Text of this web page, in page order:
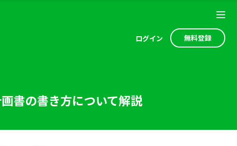
ログイン 無料登録
書の書き方について解説